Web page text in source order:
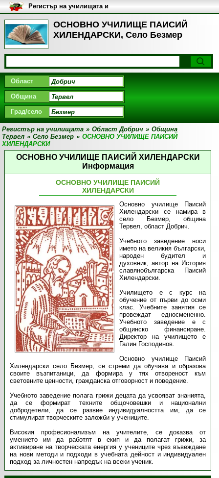
ОСНОВНО УЧИЛИЩЕ ПАИСИЙ
ХИЛЕНДАРСКИ, Село Безмер
Регистър на училищата и
университетите в България
Област
Община
Град/село
Регистър на училищата » Област Добрич » Община
Тервел » Село Безмер » ОСНОВНО УЧИЛИЩЕ ПАИСИЙ
ХИЛЕНДАРСКИ
ОСНОВНО УЧИЛИЩЕ ПАИСИЙ ХИЛЕНДАРСКИ
Информация
ОСНОВНО УЧИЛИЩЕ ПАИСИЙ
ХИЛЕНДАРСКИ
Основно училище Паисий
Хилендарски се намира в
село Безмер, община
Тервел, област Добрич.
Учебното заведение носи
името на великия български,
народен будител и
духовник, автор на История
славянобългарска Паисий
Хилендарски.
Училището е с курс на
обучение от първи до осми
клас. Учебните занятия се
провеждат едносмененно.
Учебното заведение е с
общинско финансиране.
Директор на училището е
Галин Господинов.
Основно училище Паисий
Хилендарски село Безмер, се стреми да обучава и образова
своите възпитаници, да формира у тях отвореност към
световните ценности, гражданска отговорност и поведение.
Учебното заведение полага грижи децата да усвояват знанията,
да се формират техните общочовешки и национални
добродетели, да се развие индивидуалността им, да се
стимулират творческите заложби у учениците.
Високия професионализъм на учителите, се доказва от
умението им да работят в екип и да полагат грижи, за
активиране на творческата енергия у учениците чрез въвеждане
на нови методи и подходи в учебната дейност и индивидуален
подход за личностен напредък на всеки ученик.